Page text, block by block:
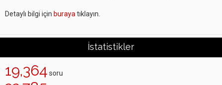
Detaylı bilgi için buraya tıklayın.
İstatistikler
19,364 soru